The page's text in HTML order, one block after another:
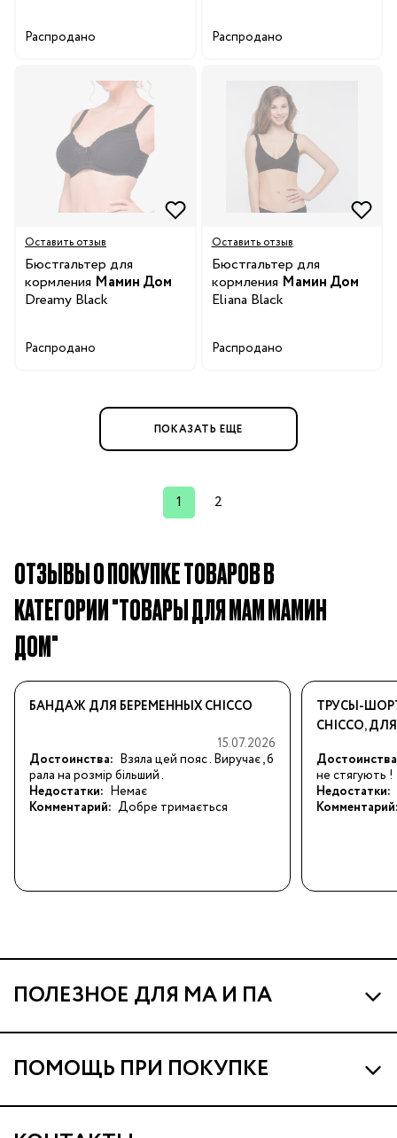
Распродано Распродано
Оставить отзыв
Бюстгальтер для
кормления Мамин Дом
Dreamy Black
Распродано
Оставить отзыв
Бюстгальтер для
кормления Мамин Дом
Eliana Black
Распродано
ПОКАЗАТЬ ЕЩЕ
1 2
ОТЗЫВЫ О ПОКУПКЕ ТОВАРОВ В
КАТЕГОРИИ "ТОВАРЫ ДЛЯ МАМ МАМИН
ДОМ"
БАНДАЖ ДЛЯ БЕРЕМЕННЫХ CHICCO
15.07.2026
Достоинства: Взяла цей пояс . Виручає , б
рала на розмір більший .
Недостатки: Немає
Комментарий: Добре тримається
ТРУСЫ-
CHICCO,
не стягують !
Недостатки:
ПОЛЕЗНОЕ ДЛЯ МА И ПА
Про МА и Маминых Ассистентов
Программа Ма Кешбэк
Ма Клуб
ПОМОЩЬ ПРИ ПОКУПКЕ
Наши магазины